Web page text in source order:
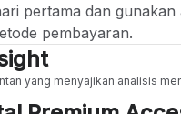
pertama dan gunakan
pembayaran.
yang menyajikan analisis